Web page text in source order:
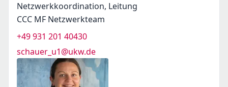
Netzwerkkoordination, Leitung
CCC MF Netzwerkteam
+49 931 201 40430
schauer_u1@ukw.de